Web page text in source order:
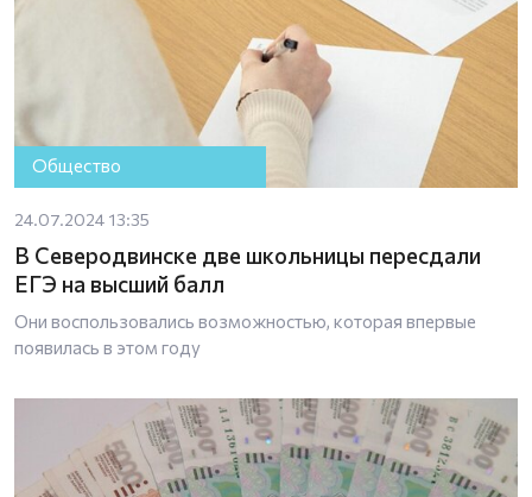
Общество
24.07.2024 13:35
В Северодвинске две школьницы пересдали
ЕГЭ на высший балл
Они воспользовались возможностью, которая впервые
появилась в этом году